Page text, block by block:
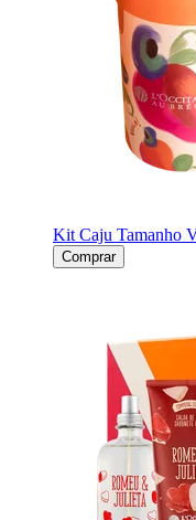
Kit Caju Tamanho
Comprar